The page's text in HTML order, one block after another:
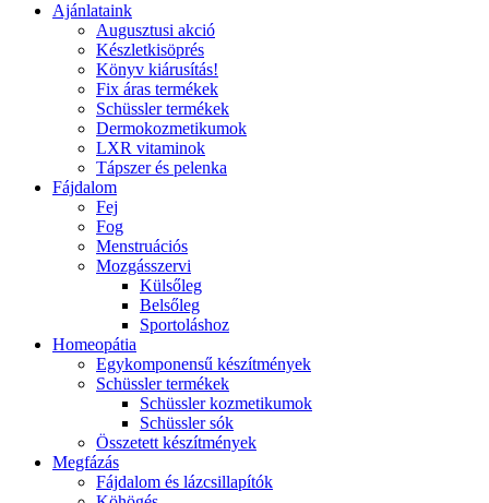
Ajánlataink
Augusztusi akció
Készletkisöprés
Könyv kiárusítás!
Fix áras termékek
Schüssler termékek
Dermokozmetikumok
LXR vitaminok
Tápszer és pelenka
Fájdalom
Fej
Fog
Menstruációs
Mozgásszervi
Külsőleg
Belsőleg
Sportoláshoz
Homeopátia
Egykomponensű készítmények
Schüssler termékek
Schüssler kozmetikumok
Schüssler sók
Összetett készítmények
Megfázás
Fájdalom és lázcsillapítók